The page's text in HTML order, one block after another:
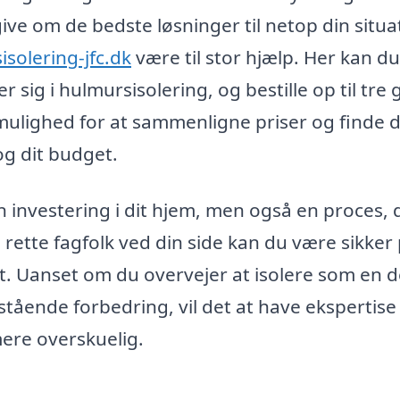
om de bedste løsninger til netop din
jfc.dkvære til stor hjælp. Her kan du
sig i hulmursisolering, og bestille op til tre
for at sammenligne priser og finde
dit budget.
i dit hjem, men også en proces,
fagfolk ved din side kan du være sikker
om du overvejer at isolere som en
forbedring, vil det at have ekspertise
overskuelig.